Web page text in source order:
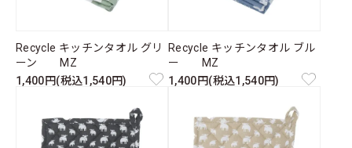
Recycle キッチンタオル グリ
ーン MZ
1,400円(税込1,540円)
Recycle キッチンタオル ブル
ー MZ
1,400円(税込1,540円)